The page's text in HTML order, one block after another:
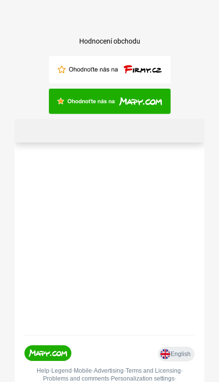
Hodnocení obchodu